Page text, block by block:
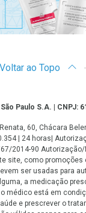
Voltar ao Topo
Paulo S.A. | CNPJ:
60, Chácara
| 24 horas|
2014-90 Autorização/
site, como promoções
ser usadas para
a medicação
médico está em
e prescrever o